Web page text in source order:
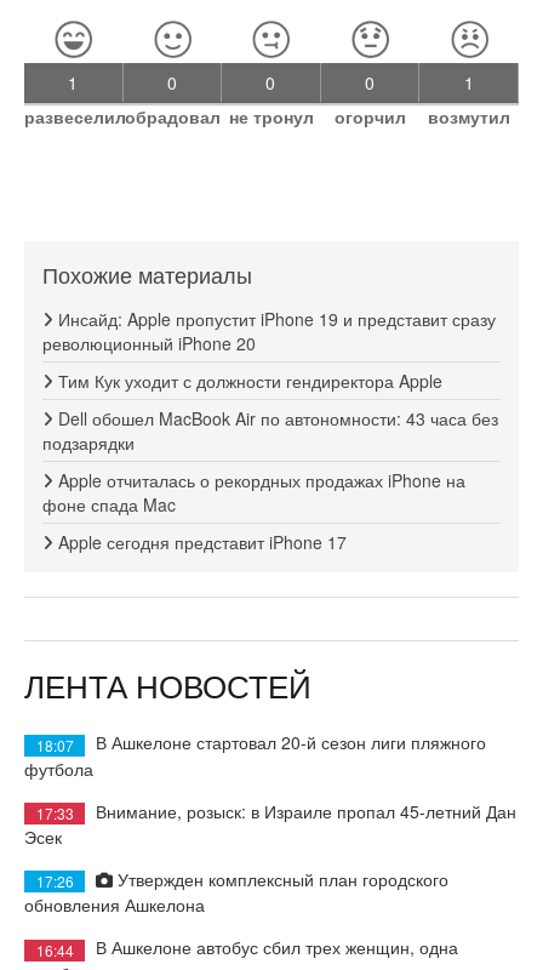
1
развеселил
0
обрадовал
0
не тронул
0
огорчил
1
возмутил
Похожие материалы
Инсайд: Apple пропустит iPhone 19 и представит сразу
революционный iPhone 20
Тим Кук уходит с должности гендиректора Apple
Dell обошел MacBook Air по автономности: 43 часа без
подзарядки
Apple отчиталась о рекордных продажах iPhone на
фоне спада Mac
Apple сегодня представит iPhone 17
ЛЕНТА НОВОСТЕЙ
18:07
В Ашкелоне стартовал 20-й сезон лиги пляжного
футбола
17:33
Внимание, розыск: в Израиле пропал 45-летний Дан
Эсек
17:26
Утвержден комплексный план городского
обновления Ашкелона
16:44
В Ашкелоне автобус сбил трех женщин, одна